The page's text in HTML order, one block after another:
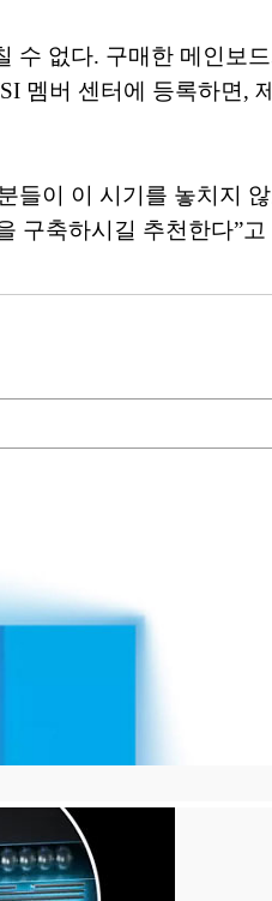
수 없다. 구매한 메인보
멤버 센터에 등록하면,
이 이 시기를 놓치지
구축하시길 추천한다”고